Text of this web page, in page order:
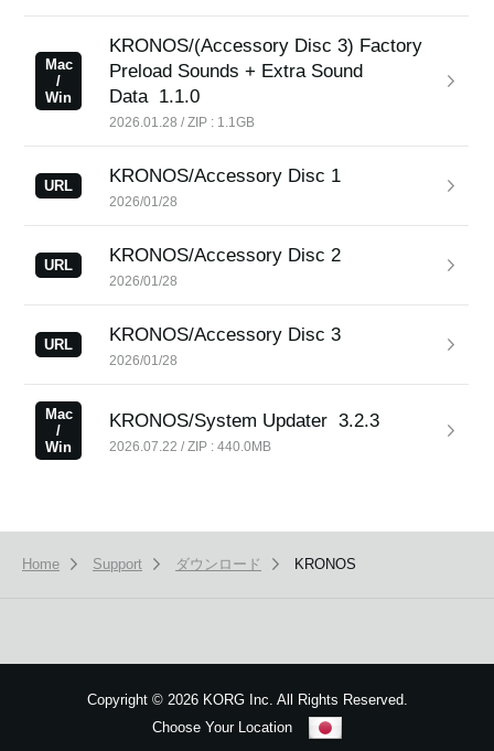
Mac
/
Win
KRONOS/(Accessory Disc 3) Factory
Preload Sounds + Extra Sound
Data 1.1.0
2026.01.28 / ZIP : 1.1GB
URL KRONOS/Accessory Disc 1
2026/01/28
URL KRONOS/Accessory Disc 2
2026/01/28
URL KRONOS/Accessory Disc 3
2026/01/28
Mac
/
Win
KRONOS/System Updater 3.2.3
2026.07.22 / ZIP : 440.0MB
Home Support ダウンロード KRONOS
Copyright ©2026 KORG Inc. All Rights Reserved.
Choose Your Location